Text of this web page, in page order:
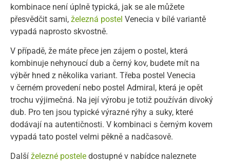
kombinace není úplně typická, jak se ale můžete
přesvědčit sami, železná postel Venecia v bílé variantě
vypadá naprosto skvostně.
V případě, že máte přece jen zájem o postel, která
kombinuje nehynoucí dub a černý kov, budete mít na
výběr hned z několika variant. Třeba postel Venecia
v černém provedení nebo postel Admiral, která je opět
trochu výjimečná. Na její výrobu je totiž používán divoký
dub. Pro ten jsou typické výrazné rýhy a suky, které
dodávají na autentičnosti. V kombinaci s černým kovem
vypadá tato postel velmi pěkně a nadčasově.
Další železné postele dostupné v nabídce naleznete